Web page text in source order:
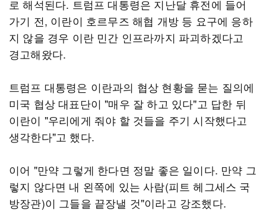
로 해석된다. 트럼프 대통령은 지난달 휴전에 들어
가기 전, 이란이 호르무즈 해협 개방 등 요구에 응하
지 않을 경우 이란 민간 인프라까지 파괴하겠다고
경고해왔다.
트럼프 대통령은 이란과의 협상 현황을 묻는 질의에
미국 협상 대표단이 "매우 잘 하고 있다"고 답한 뒤
이란이 "우리에게 줘야 할 것들을 주기 시작했다고
생각한다"고 했다.
이어 "만약 그렇게 한다면 정말 좋은 일이다. 만약 그
렇지 않다면 내 왼쪽에 있는 사람(피트 헤그세스 국
방장관)이 그들을 끝장낼 것"이라고 강조했다.